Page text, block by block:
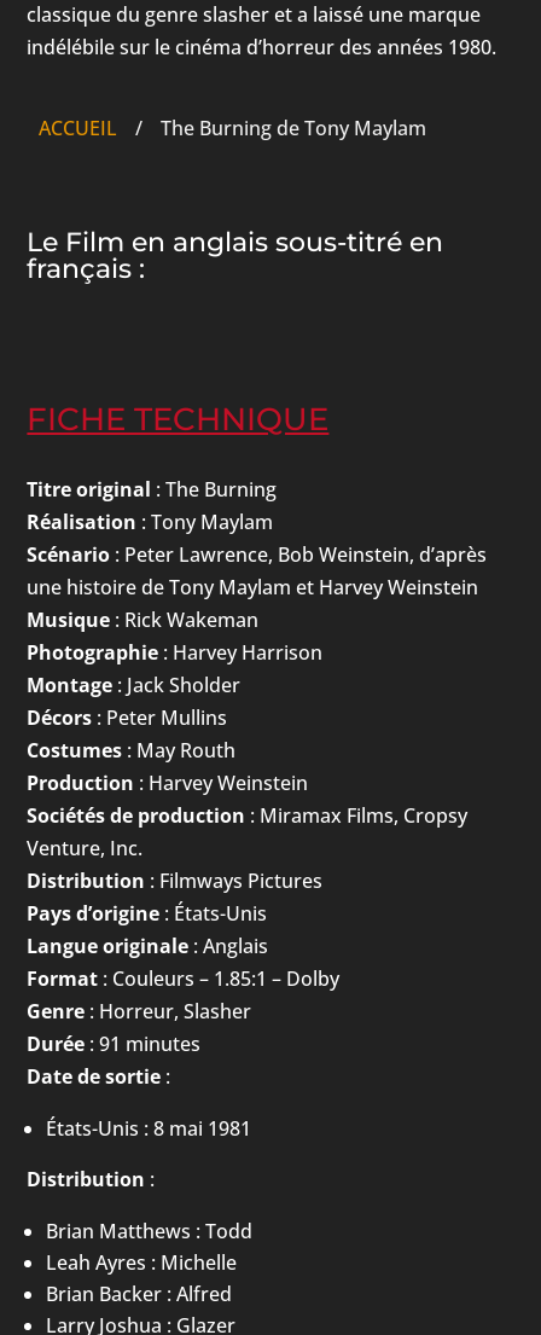
classique du genre slasher et a laissé une marque
indélébile sur le cinéma d’horreur des années 1980.
ACCUEIL / The Burning de Tony Maylam
Le Film en anglais sous-titré en
français :
FICHE TECHNIQUE
Titre original : The Burning
Réalisation : Tony Maylam
Scénario : Peter Lawrence, Bob Weinstein, d’après
une histoire de Tony Maylam et Harvey Weinstein
Musique : Rick Wakeman
Photographie : Harvey Harrison
Montage : Jack Sholder
Décors : Peter Mullins
Costumes : May Routh
Production : Harvey Weinstein
Sociétés de production : Miramax Films, Cropsy
Venture, Inc.
Distribution : Filmways Pictures
Pays d’origine : États-Unis
Langue originale : Anglais
Format : Couleurs – 1.85:1 – Dolby
Genre : Horreur, Slasher
Durée : 91 minutes
Date de sortie :
États-Unis : 8 mai 1981
Distribution :
Brian Matthews : Todd
Leah Ayres : Michelle
Brian Backer : Alfred
Larry Joshua : Glazer